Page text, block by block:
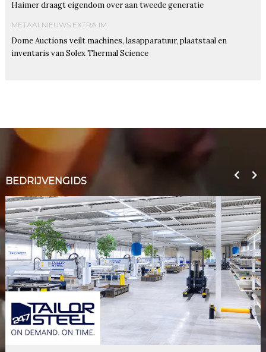
Haimer draagt eigendom over aan tweede generatie
METAALNIEUWS EXTRA IM
Dome Auctions veilt machines, lasapparatuur, plaatstaal en
inventaris van Solex Thermal Science
BEDRIJVENGIDS